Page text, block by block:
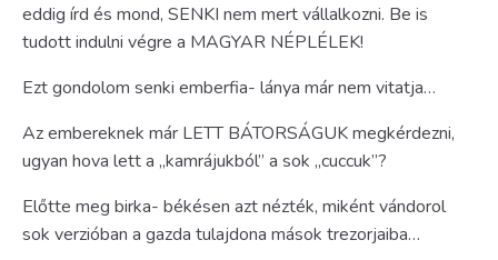
eddig írd és mond, SENKI nem mert vállalkozni. Be is
tudott indulni végre a MAGYAR NÉPLÉLEK!
Ezt gondolom senki emberfia- lánya már nem vitatja…
Az embereknek már LETT BÁTORSÁGUK megkérdezni,
ugyan hova lett a „kamrájukból” a sok „cuccuk”?
Előtte meg birka- békésen azt nézték, miként vándorol
sok verzióban a gazda tulajdona mások trezorjaiba…